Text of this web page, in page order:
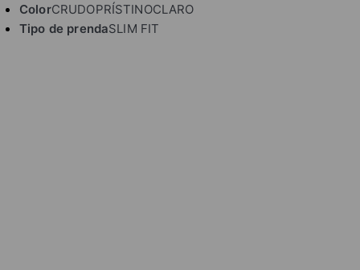
ColorCRUDOPRÍSTINOCLARO
Tipo de prendaSLIM FIT